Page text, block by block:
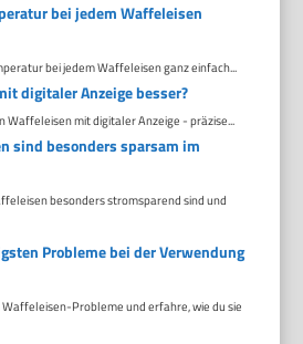
bei jedem Waffeleisen
bei jedem Waffeleisen ganz einfach...
digitaler Anzeige besser?
Waffeleisen mit digitaler Anzeige - präzise...
sind besonders sparsam im
besonders stromsparend sind und
Probleme bei der Verwendung
Probleme und erfahre, wie du sie